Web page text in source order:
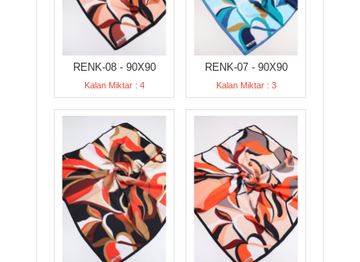
RENK-08 - 90X90
Kalan Miktar : 4
RENK-07 - 90X90
Kalan Miktar : 3